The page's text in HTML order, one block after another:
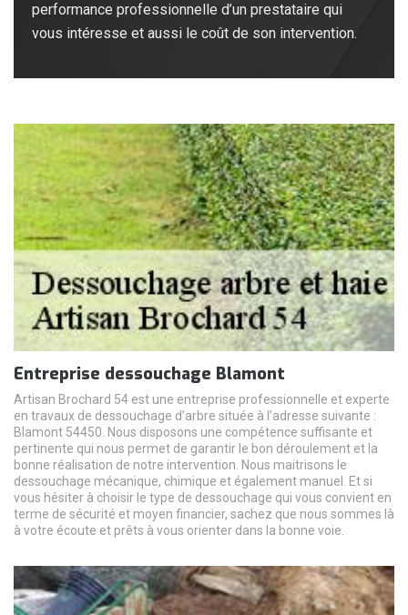
performance professionnelle d’un prestataire qui
vous intéresse et aussi le coût de son intervention.
Entreprise dessouchage Blamont
Artisan Brochard 54 est une entreprise professionnelle et experte
en travaux de dessouchage d’arbre située à l’adresse suivante :
Blamont 54450. Nous disposons une compétence suffisante et
pertinente qui nous permet de garantir le bon déroulement et la
bonne réalisation de notre intervention. Nous maitrisons le
dessouchage mécanique, chimique et également manuel. Et si
vous hésiter à choisir le type de dessouchage qui vous convient en
terme de sécurité et moyen financier, sachez que nous sommes là
à votre écoute et prêts à vous orienter dans la bonne voie.